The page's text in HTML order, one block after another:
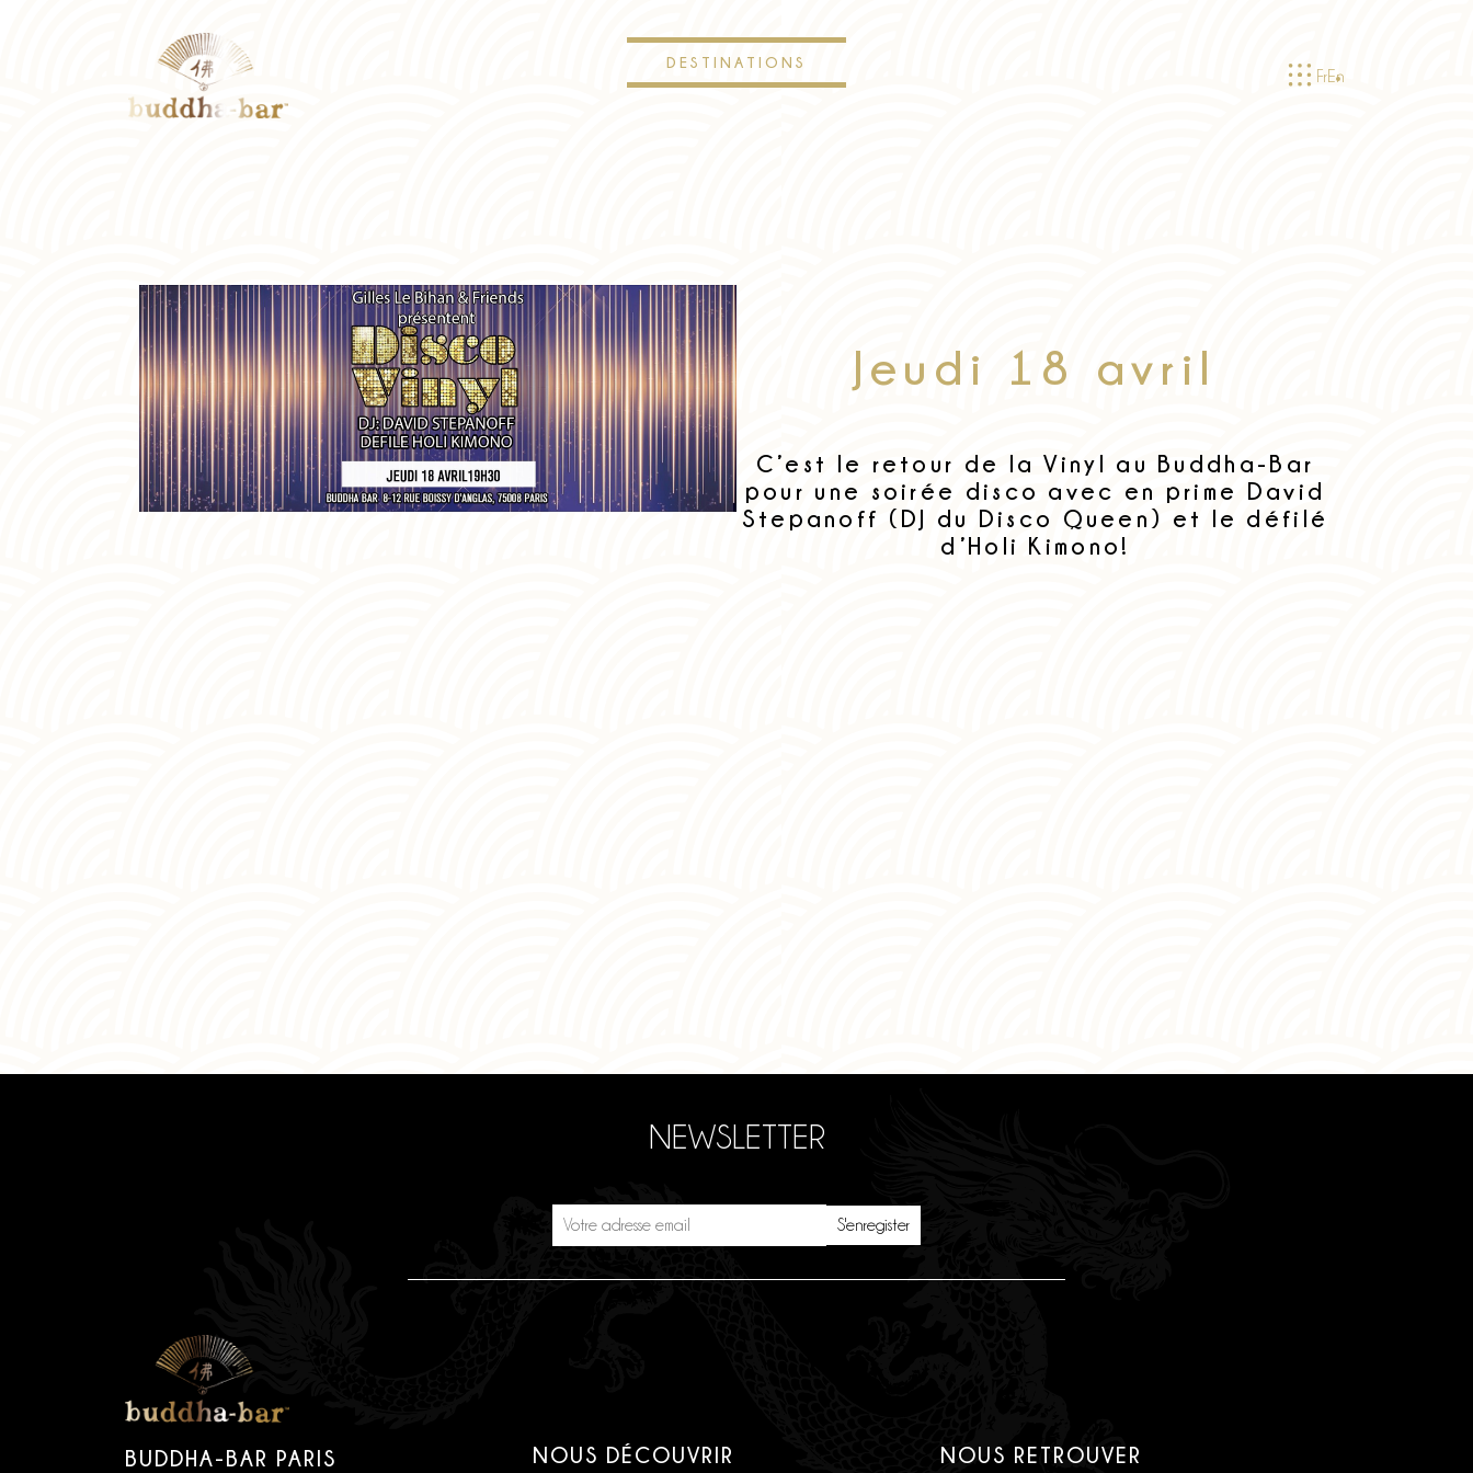
DESTINATIONS
FrEn
Jeudi 18 avril
C’est le retour de la Vinyl au Buddha-Bar
pour une soirée disco avec en prime David
Stepanoff (DJ du Disco Queen) et le défilé
d’Holi Kimono!
NEWSLETTER
BUDDHA-BAR PARIS NOUS DÉCOUVRIR NOUS RETROUVER